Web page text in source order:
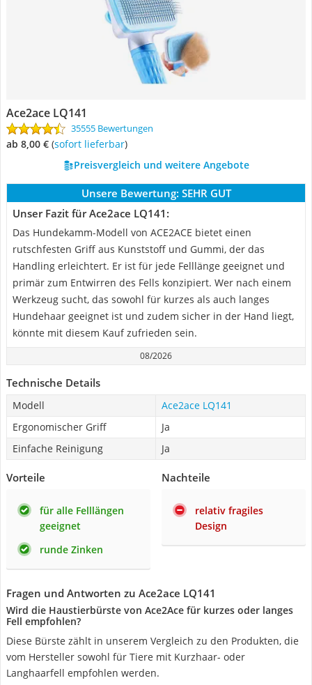
Ace2ace LQ141
35555 Bewertungen
ab 8,00 € ( Sofort lieferbar)
Preisvergleich und weitere Angebote
Unsere Bewertung: SEHR GUT
Unser Fazit für Ace2ace LQ141:
Das Hundekamm-Modell von ACE2ACE bietet einen
rutschfesten Griff aus Kunststoff und Gummi, der das
Handling erleichtert. Er ist für jede Felllänge geeignet und
primär zum Entwirren des Fells konzipiert. Wer nach einem
Werkzeug sucht, das sowohl für kurzes als auch langes
Hundehaar geeignet ist und zudem sicher in der Hand liegt,
könnte mit diesem Kauf zufrieden sein.
08/2026
Technische Details
Modell
Ace2ace LQ141
Ergonomischer Griff
Ja
Einfache Reinigung
Ja
Vorteile
für alle Felllängen
geeignet
runde Zinken
Nachteile
relativ fragiles
Design
Fragen und Antworten zu Ace2ace LQ141
Wird die Haustierbürste von Ace2Ace für kurzes oder langes
Fell empfohlen?
Diese Bürste zählt in unserem Vergleich zu den Produkten, die
vom Hersteller sowohl für Tiere mit Kurzhaar- oder
Langhaarfell empfohlen werden.